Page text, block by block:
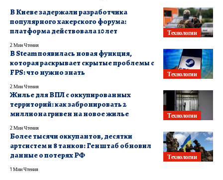
Технологии
В Киеве задержали разработчика
популярного хакерского форума:
платформа действовала 10 лет
2 Мин Чтения
Технологии
В Steam появилась новая функция,
которая раскрывает скрытые проблемы с
FPS: что нужно знать
2 Мин Чтения
Технологии
Жилье для ВПЛ с оккупированных
территорий: как забронировать 2
миллиона гривен на новое жилье
2 Мин Чтения
Технологии
Более тысячи оккупантов, десятки
артсистем и 8 танков: Генштаб обновил
данные о потерях РФ
1 Мин Чтения